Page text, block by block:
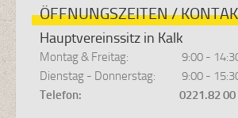
ÖFFNUNGSZEITEN /
Hauptvereinssitz in Kalk
Montag & Freitag:
9:00 -
Dienstag - Donnerstag:
9:00 -
Telefon:
0221.82